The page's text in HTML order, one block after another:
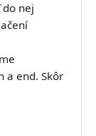
nej
a end. Skôr